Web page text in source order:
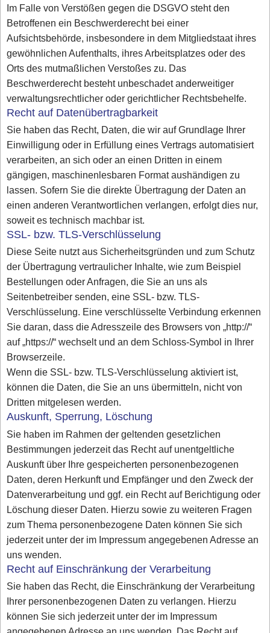
Im Falle von Verstößen gegen die DSGVO steht den
Betroffenen ein Beschwerderecht bei einer
Aufsichtsbehörde, insbesondere in dem Mitgliedstaat ihres
gewöhnlichen Aufenthalts, ihres Arbeitsplatzes oder des
Orts des mutmaßlichen Verstoßes zu. Das
Beschwerderecht besteht unbeschadet anderweitiger
verwaltungsrechtlicher oder gerichtlicher Rechtsbehelfe.
Recht auf Datenübertragbarkeit
Sie haben das Recht, Daten, die wir auf Grundlage Ihrer
Einwilligung oder in Erfüllung eines Vertrags automatisiert
verarbeiten, an sich oder an einen Dritten in einem
gängigen, maschinenlesbaren Format aushändigen zu
lassen. Sofern Sie die direkte Übertragung der Daten an
einen anderen Verantwortlichen verlangen, erfolgt dies nur,
soweit es technisch machbar ist.
SSL- bzw. TLS-Verschlüsselung
Diese Seite nutzt aus Sicherheitsgründen und zum Schutz
der Übertragung vertraulicher Inhalte, wie zum Beispiel
Bestellungen oder Anfragen, die Sie an uns als
Seitenbetreiber senden, eine SSL- bzw. TLS-
Verschlüsselung. Eine verschlüsselte Verbindung erkennen
Sie daran, dass die Adresszeile des Browsers von „http://“
auf „https://“ wechselt und an dem Schloss-Symbol in Ihrer
Browserzeile.
Wenn die SSL- bzw. TLS-Verschlüsselung aktiviert ist,
können die Daten, die Sie an uns übermitteln, nicht von
Dritten mitgelesen werden.
Auskunft, Sperrung, Löschung
Sie haben im Rahmen der geltenden gesetzlichen
Bestimmungen jederzeit das Recht auf unentgeltliche
Auskunft über Ihre gespeicherten personenbezogenen
Daten, deren Herkunft und Empfänger und den Zweck der
Datenverarbeitung und ggf. ein Recht auf Berichtigung oder
Löschung dieser Daten. Hierzu sowie zu weiteren Fragen
zum Thema personenbezogene Daten können Sie sich
jederzeit unter der im Impressum angegebenen Adresse an
uns wenden.
Recht auf Einschränkung der Verarbeitung
Sie haben das Recht, die Einschränkung der Verarbeitung
Ihrer personenbezogenen Daten zu verlangen. Hierzu
können Sie sich jederzeit unter der im Impressum